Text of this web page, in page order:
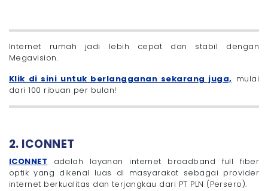
Internet rumah jadi lebih cepat dan stabil dengan
Megavision.
Klik di sini untuk berlangganan sekarang juga, mulai
dari 100 ribuan per bulan!
2. ICONNET
ICONNET adalah layanan internet broadband full fiber
optik yang dikenal luas di masyarakat sebagai provider
internet berkualitas dan terjangkau dari PT PLN (Persero).